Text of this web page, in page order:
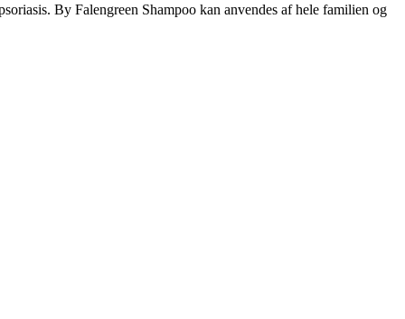
By Falengreen Shampoo kan anvendes af hele familien og